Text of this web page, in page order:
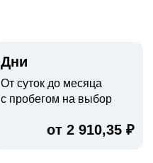
Дни
От суток до месяца
с пробегом на выбор
от 2 910,35 ₽